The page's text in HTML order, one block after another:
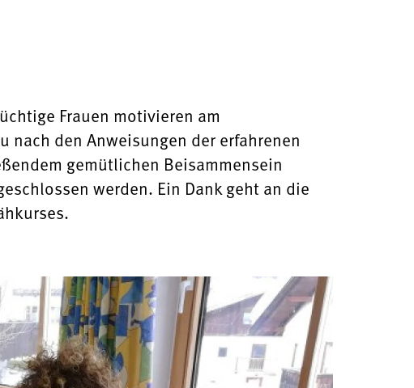
Frauen motivieren am
den Anweisungen der erfahrenen
gemütlichen Beisammensein
werden. Ein Dank geht an die